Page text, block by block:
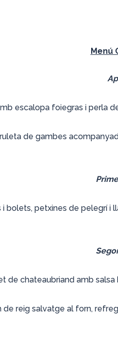
Menú
escalopa foiegras i perla
de gambes
bolets, petxines de pelegrí i
de chateaubriand amb
de reig salvatge al forn,